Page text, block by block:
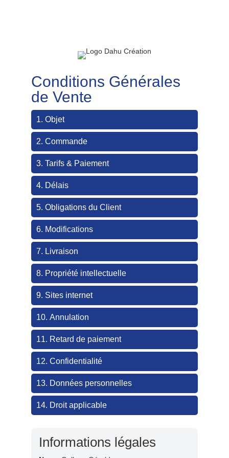
Conditions Générales
de Vente
1. Objet
2. Commande
3. Tarifs & Paiement
4. Délais
5. Obligations du Client
6. Modifications
7. Livraison
8. Propriété intellectuelle
9. Sites internet
10. Annulation
11. Retard de paiement
12. Confidentialité
13. Données personnelles
14. Droit applicable
Informations légales